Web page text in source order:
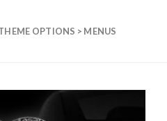
OPTIONS > MENUS